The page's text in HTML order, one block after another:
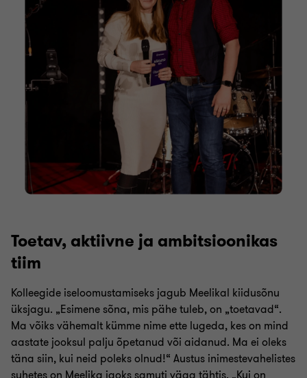
Toetav, aktiivne ja ambitsioonikas
tiim
Kolleegide iseloomustamiseks jagub Meelikal kiidusõnu
üksjagu. „Esimene sõna, mis pähe tuleb, on „toetavad“.
Ma võiks vähemalt kümme nime ette lugeda, kes on mind
aastate jooksul palju õpetanud või aidanud. Ma ei oleks
täna siin, kui neid poleks olnud!“ Austus inimestevahelistes